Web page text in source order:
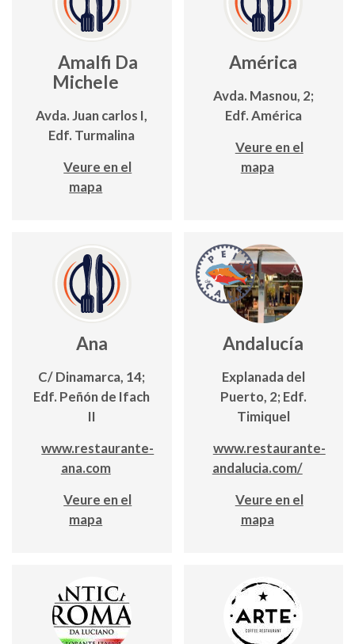
Amalfi Da
Michele
Avda. Juan carlos I,
Edf. Turmalina
Veure en el
mapa
América
Avda. Masnou, 2;
Edf. América
Veure en el
mapa
Ana
C/ Dinamarca, 14;
Edf. Peñón de Ifach
II
www.restaurante-
ana.com
Veure en el
mapa
Andalucía
Explanada del
Puerto, 2; Edf.
Timiquel
www.restaurante-
andalucia.com/
Veure en el
mapa